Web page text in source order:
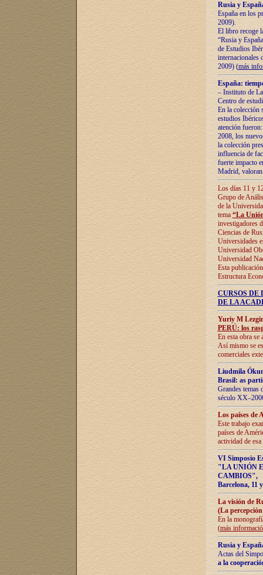
Rusia y
España en los
2009).
El libro recoge
“Rusia y
de Estudios
internacionales
2009) (más
España:
– Instituto de
Centro de
En la colección
estudios
atención
2008, los
la colección
influencia de
fuerte impacto
Madrid,
Los días 11 y
Grupo de
de la
tema “La
investigadores
Ciencias de
Universidades
Universidad
Universidad
Esta
Estructura
CURSOS
DE LA
Yuriy M
PERÚ: los
En esta obra se
Así mismo se
comerciales
Liudmila
Brasil: as
Grandes temas
século
Los países de
Este trabajo
países de
actividad de
VI Simposio
"LA UNIÓN
CAMBIOS",
Barcelona, 11
La visión de
(La
En la
(más
Rusia y
Actas del
a la